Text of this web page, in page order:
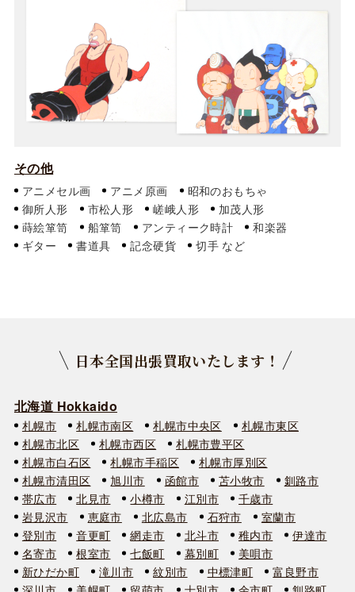
その他
アニメセル画 アニメ原画
昭和のおもちゃ
御所人形
市松人形 嵯峨人形
加茂人形
蒔絵箪笥
船箪笥 アンティーク時計
和楽器
ギター
書道具 記念硬貨 切手
日本全国出張買取いたします！
北海道 Hokkaido
札幌市 札幌市南区 札幌市中央区
札幌市東区
札幌市北区
札幌市西区
札幌市豊平区
札幌市白石区
札幌市手稲区
札幌市厚別区
札幌市清田区
旭川市 函館市 苫小牧市
釧路市
帯広市
北見市 小樽市 江別市
千歳市
岩見沢市
恵庭市 北広島市 石狩市
室蘭市
登別市
音更町 網走市 北斗市 稚内市
伊達市
名寄市
根室市 七飯町 幕別町
美唄市
新ひだか町
滝川市 紋別市 中標津町
富良野市